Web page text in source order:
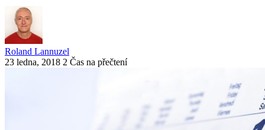
Roland Lannuzel
23 ledna, 2018 2 Čas na přečtení